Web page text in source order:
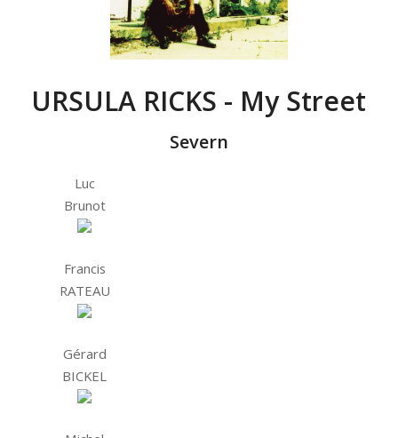
URSULA RICKS - My Street
Severn
Luc
Brunot
Francis
RATEAU
Gérard
BICKEL